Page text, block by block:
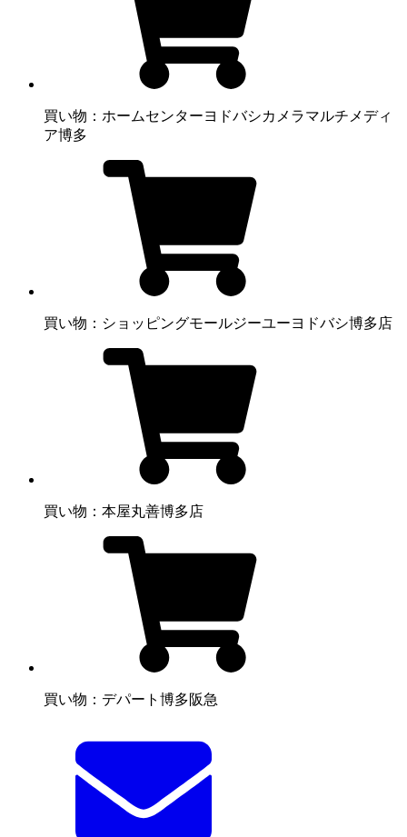
買い物：ホームセンターヨドバシカメラマルチメディ
ア博多
買い物：ショッピングモールジーユーヨドバシ博多店
買い物：本屋丸善博多店
買い物：デパート 博多阪急